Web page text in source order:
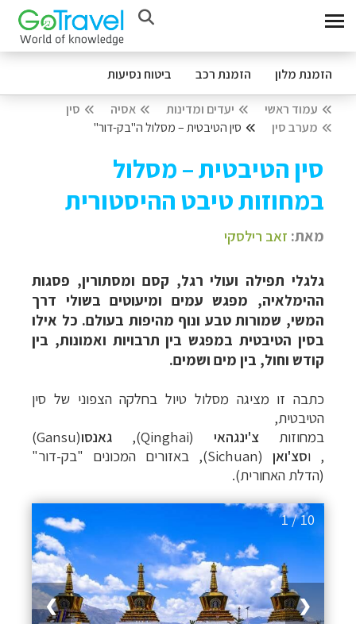
הזמנת מלון הזמנת רכב ביטוח נסיעות
עמוד ראשי יעדים ומדינות אסיה
סין
מערב סין
סין הטיבטית – מסלול ה"בק-דור"
סין הטיבטית – מסלול
במחוזות טיבט ההיסטורית
מאת: זאב רילסקי
גלגלי תפילה ועולי רגל, קסם ומסתורין, פסגות
ההימלאיה, מפגש עמים ומיעוטים בשולי דרך
המשי, שמורות טבע ונוף מהיפות בעולם. כל אילו
בסין הטיבטית במפגש בין תרבויות ואמונות, בין
קודש וחול, בין מים ושמים.
כתבה זו מציגה מסלול טיול בחלקה הצפוני של סין
הטיבטית,
במחוזות צ'ינגהאי (Qinghai)
, גאנסו (Gansu)
, וסצ'ואן (
Sichuan
), באזורים המכונים "בק-דור"
(הדלת האחורית).
1 / 10
❯ ❮